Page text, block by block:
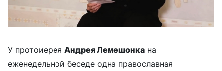
У протоиерея Андрея Лемешонка на
еженедельной беседе одна православная